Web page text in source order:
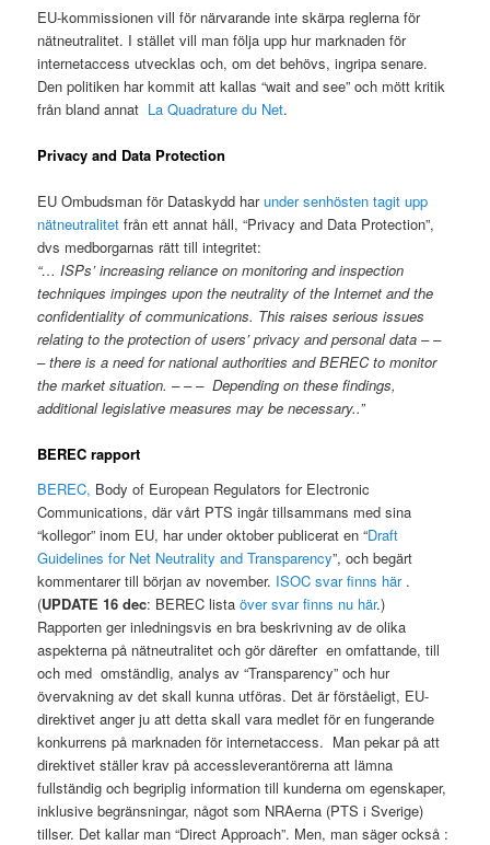
EU-kommissionen vill för närvarande inte skärpa reglerna för
nätneutralitet. I stället vill man följa upp hur marknaden för
internetaccess utvecklas och, om det behövs, ingripa senare.
Den politiken har kommit att kallas “wait and see” och mött kritik
från bland annat La Quadrature du Net.
Privacy and Data Protection
EU Ombudsman för Dataskydd harunder senhösten tagit upp
nätneutralitetfrån ett annat håll, “Privacy and Data Protection”,
dvs medborgarnas rätt till integritet:
“… ISPs’ increasing reliance on monitoring and inspection
techniques impinges upon the neutrality of the Internet and the
confidentiality of communications. This raises serious issues
relating to the protection of users’ privacy and personal data – –
– there is a need for national authorities and BEREC to monitor
the market situation. – – – Depending on these findings,
additional legislative measures may be necessary..”
BEREC rapport
BEREC, Body of European Regulators for Electronic
Communications, där vårt PTS ingår tillsammans med sina
“kollegor” inom EU, har under oktober publicerat en “Draft
Guidelines for Net Neutrality and Transparency”, och begärt
kommentarer till början av november. ISOC svar finns här.
(UPDATE 16 dec: BEREC lista över svar finns nu här.)
Rapporten ger inledningsvis en bra beskrivning av de olika
aspekterna på nätneutralitet och gör därefter en omfattande, till
och med omständlig, analys av “Transparency” och hur
övervakning av det skall kunna utföras. Det är förståeligt, EU-
direktivet anger ju att detta skall vara medlet för en fungerande
konkurrens på marknaden för internetaccess. Man pekar på att
direktivet ställer krav på accessleverantörerna att lämna
fullständig och begriplig information till kunderna om egenskaper,
inklusive begränsningar, något som NRAerna (PTS i Sverige)
tillser. Det kallar man “Direct Approach”. Men, man säger också :